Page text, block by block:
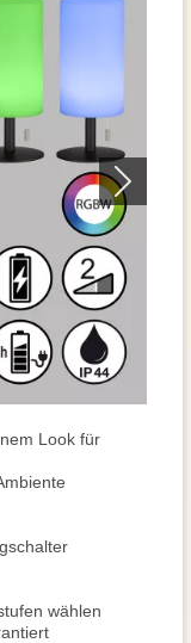
Look für
wählen